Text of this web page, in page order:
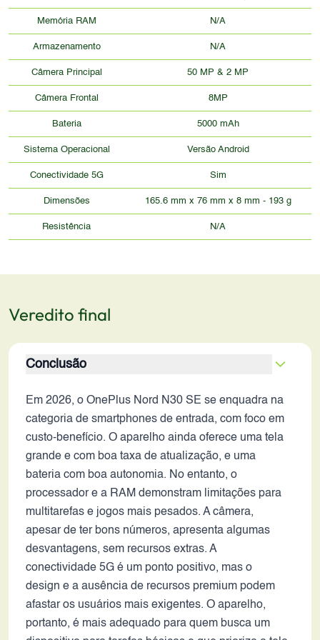
Memória RAM N/A
Armazenamento N/A
Câmera Principal 50 MP & 2 MP
Câmera Frontal 8MP
Bateria 5000 mAh
Sistema Operacional Versão Android
Conectividade 5G Sim
Dimensões 165.6 mm x 76 mm x 8 mm - 193 g
Resistência N/A
Veredito final
Conclusão
Em 2026, o OnePlus Nord N30 SE se enquadra na
categoria de smartphones de entrada, com foco em
custo-benefício. O aparelho ainda oferece uma tela
grande e com boa taxa de atualização, e uma
bateria com boa autonomia. No entanto, o
processador e a RAM demonstram limitações para
multitarefas e jogos mais pesados. A câmera,
apesar de ter bons números, apresenta algumas
desvantagens, sem recursos extras. A
conectividade 5G é um ponto positivo, mas o
design e a ausência de recursos premium podem
afastar os usuários mais exigentes. O aparelho,
portanto, é mais adequado para quem busca um